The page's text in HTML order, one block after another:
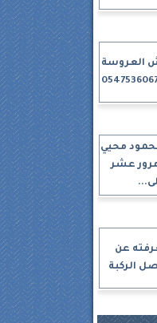
العروسة
محمود محيي
عشر
عن
الركبة